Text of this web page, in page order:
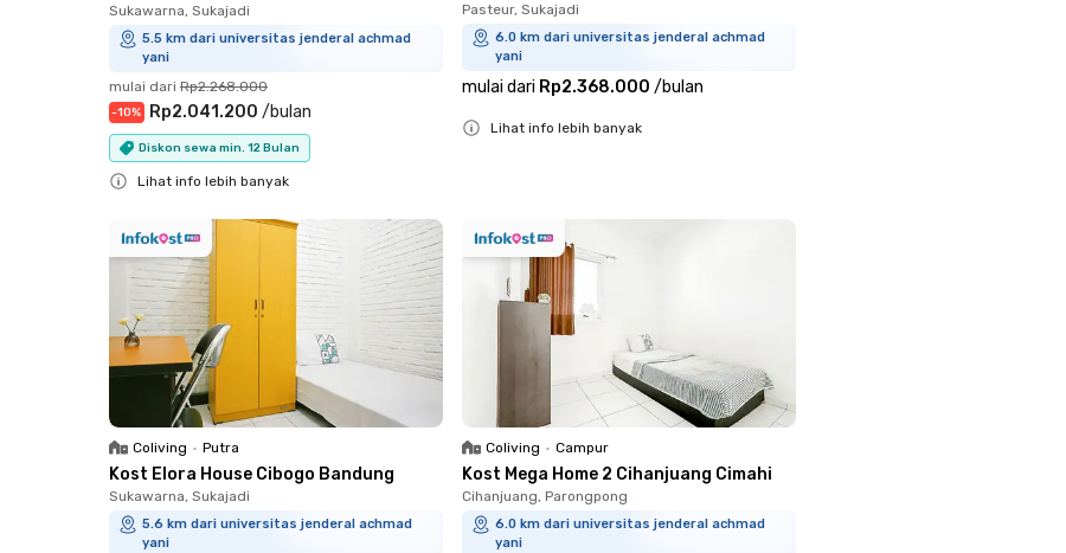
Sukawarna, Sukajadi
5.5 km dari universitas jenderal achmad
yani
mulai dari Rp2.268.000
-10% Rp2.041.200 /bulan
Diskon sewa min. 12 Bulan
Lihat info lebih banyak
Pasteur, Sukajadi
6.0 km dari universitas jenderal achmad
yani
mulai dari Rp2.368.000 /bulan
Lihat info lebih banyak
Coliving • Putra
Kost Elora House Cibogo Bandung
Sukawarna, Sukajadi
5.6 km dari universitas jenderal achmad
yani
Coliving • Campur
Kost Mega Home 2 Cihanjuang Cimahi
Cihanjuang, Parongpong
6.0 km dari universitas jenderal achmad
yani